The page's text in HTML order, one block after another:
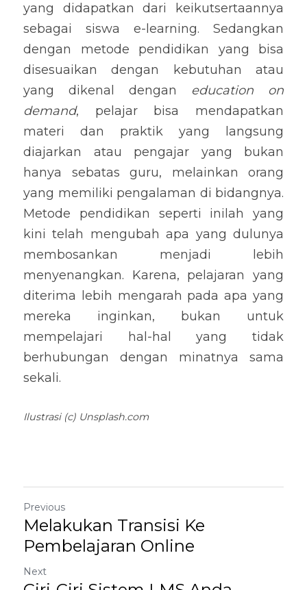
yang didapatkan dari keikutsertaannya
sebagai siswa e-learning. Sedangkan
dengan metode pendidikan yang bisa
disesuaikan dengan kebutuhan atau
yang dikenal dengan education on
demand, pelajar bisa mendapatkan
materi dan praktik yang langsung
diajarkan atau pengajar yang bukan
hanya sebatas guru, melainkan orang
yang memiliki pengalaman di bidangnya.
Metode pendidikan seperti inilah yang
kini telah mengubah apa yang dulunya
membosankan menjadi lebih
menyenangkan. Karena, pelajaran yang
diterima lebih mengarah pada apa yang
mereka inginkan, bukan untuk
mempelajari hal-hal yang tidak
berhubungan dengan minatnya sama
sekali.
Ilustrasi (c) Unsplash.com
Previous
Melakukan Transisi Ke
Pembelajaran Online
Next